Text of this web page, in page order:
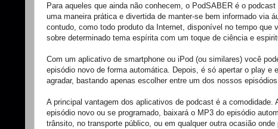
Para aqueles que ainda não conhecem, o PodSABER é o
uma maneira prática e divertida de manter-se bem informado via
contudo, como todo produto da Internet, disponível no tempo
sobre determinado tema espírita com um toque de ciência e
Com um aplicativo de smartphone ou iPod (ou similares) você
episódio novo de forma automática. Depois, é só apertar o play
agradar, bastando apenas escolher entre um dos nossos
A principal vantagem dos aplicativos de podcast é a
episódio novo ou se programado, baixará o MP3 do episódio
trânsito, no transporte público, ou em qualquer outra ocasião